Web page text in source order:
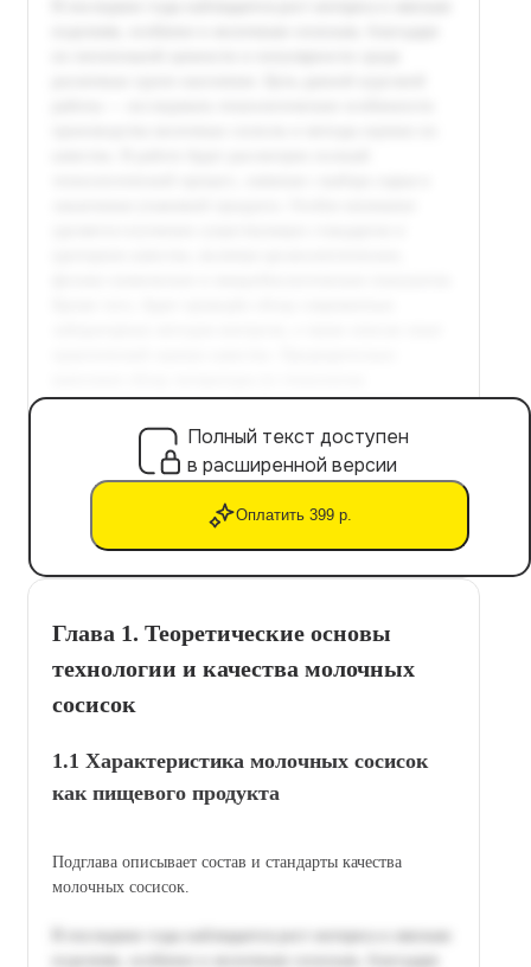
Полный текст доступен
в расширенной версии
Оплатить 399 р.
Глава 1. Теоретические основы
технологии и качества молочных
сосисок
1.1 Характеристика молочных сосисок
как пищевого продукта
Подглава описывает состав и стандарты качества
молочных сосисок.